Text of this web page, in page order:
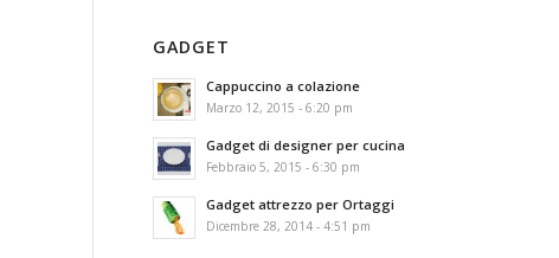
GADGET
Cappuccino a colazione
Marzo 12, 2015 - 6:20 pm
Gadget di designer per cucina
Febbraio 5, 2015 - 6:30 pm
Gadget attrezzo per Ortaggi
Dicembre 28, 2014 - 4:51 pm